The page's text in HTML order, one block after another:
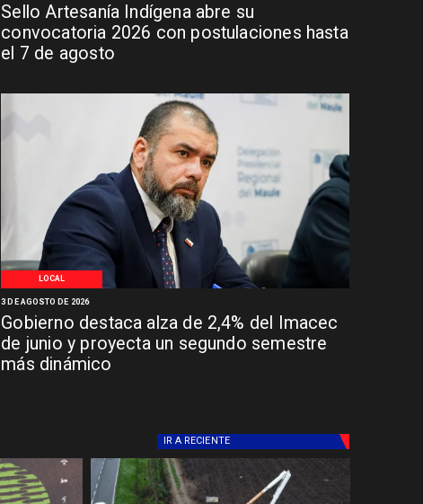
Sello Artesanía Indígena abre su
convocatoria 2026 con postulaciones hasta
el 7 de agosto
LOCAL
Gobierno destaca alza de 2,4% del Imacec
de junio y proyecta un segundo semestre
más dinámico
3 DE AGOSTO DE 2026
IR A RECIENTE